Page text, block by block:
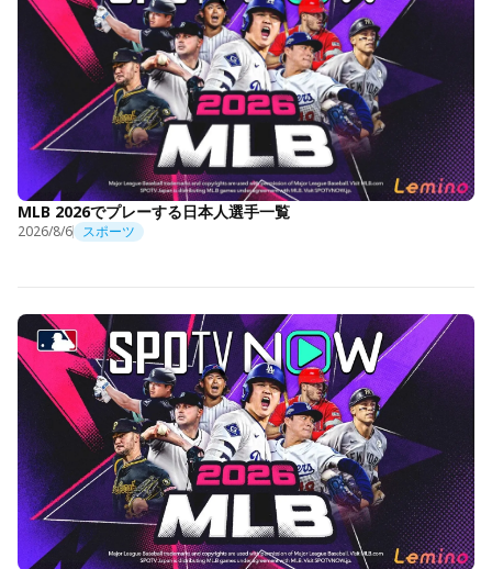
MLB 2026でプレーする日本人選手一覧
2026/8/6 スポーツ